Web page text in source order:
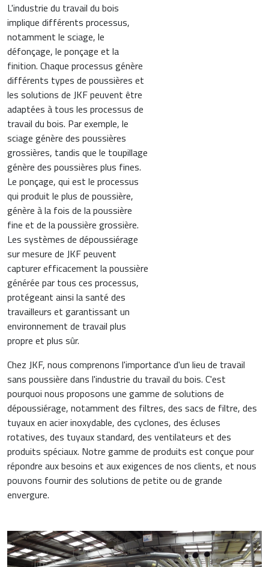
L'industrie du travail du bois
implique différents processus,
notamment le sciage, le
défonçage, le ponçage et la
finition. Chaque processus génère
différents types de poussières et
les solutions de JKF peuvent être
adaptées à tous les processus de
travail du bois. Par exemple, le
sciage génère des poussières
grossières, tandis que le toupillage
génère des poussières plus fines.
Le ponçage, qui est le processus
qui produit le plus de poussière,
génère à la fois de la poussière
fine et de la poussière grossière.
Les systèmes de dépoussiérage
sur mesure de JKF peuvent
capturer efficacement la poussière
générée par tous ces processus,
protégeant ainsi la santé des
travailleurs et garantissant un
environnement de travail plus
propre et plus sûr.
Chez JKF, nous comprenons l'importance d'un lieu de travail
sans poussière dans l'industrie du travail du bois. C'est
pourquoi nous proposons une gamme de solutions de
dépoussiérage, notamment des filtres, des sacs de filtre, des
tuyaux en acier inoxydable, des cyclones, des écluses
rotatives, des tuyaux standard, des ventilateurs et des
produits spéciaux. Notre gamme de produits est conçue pour
répondre aux besoins et aux exigences de nos clients, et nous
pouvons fournir des solutions de petite ou de grande
envergure.